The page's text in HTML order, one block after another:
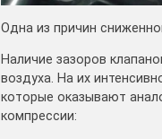
Одна из причин
Наличие зазоров
воздуха. На их
которые оказывают
компрессии: